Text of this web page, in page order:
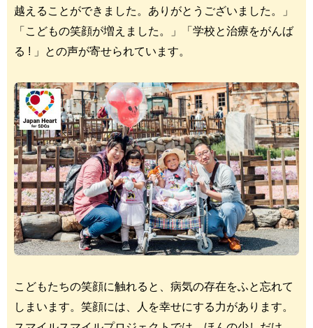
越えることができました。ありがとうございました。」
「こどもの笑顔が増えました。」「学校と治療をがんば
る ! 」との声が寄せられています。
こどもたちの笑顔に触れると、病気の存在をふと忘れて
しまいます。笑顔には、人を幸せにする力があります。